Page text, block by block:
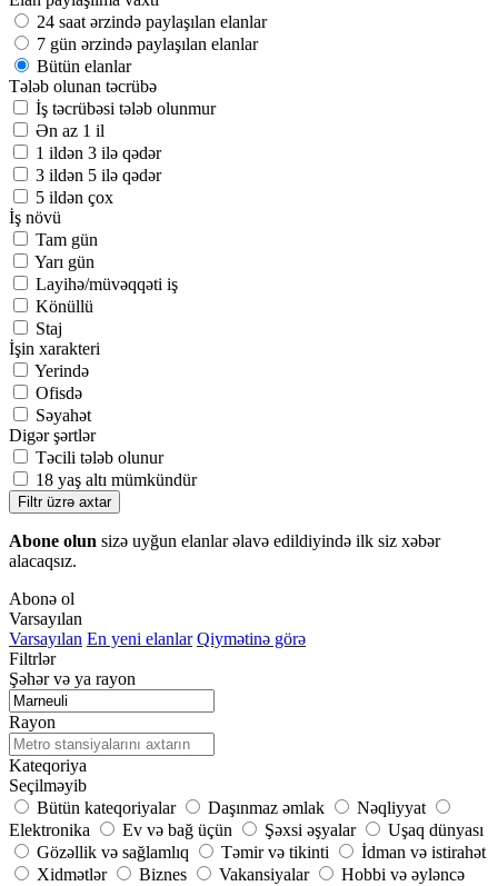
24 saat ərzində paylaşılan elanlar
7 gün ərzində paylaşılan elanlar
Bütün elanlar
Tələb olunan təcrübə
İş təcrübəsi tələb olunmur
Ən az 1 il
1 ildən 3 ilə qədər
3 ildən 5 ilə qədər
5 ildən çox
İş növü
Tam gün
Yarı gün
Layihə/müvəqqəti iş
Könüllü
Staj
İşin xarakteri
Yerində
Ofisdə
Səyahət
Digər şərtlər
Təcili tələb olunur
18 yaş altı mümkündür
Filtr üzrə axtar
Abone olun sizə uyğun elanlar əlavə edildiyində ilk siz xəbər
alacaqsız.
Abonə ol
Varsayılan
Varsayılan En yeni elanlar Qiymətinə görə
Filtrlər
Şəhər və ya rayon
Rayon
Kateqoriya
Seçilməyib
Bütün kateqoriyalar
Daşınmaz əmlak
Nəqliyyat
Elektronika
Ev və bağ üçün Şəxsi əşyalar
Uşaq dünyası
Gözəllik və sağlamlıq
Təmir və tikinti
İdman və istirahət
Xidmətlər
Biznes Vakansiyalar
Hobbi və əyləncə